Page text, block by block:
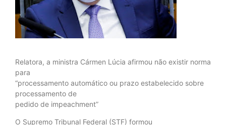
Relatora, a ministra Cármen Lúcia afirmou não existir norma
para
“processamento automático ou prazo estabelecido sobre
processamento de
pedido de impeachment”
O Supremo Tribunal Federal (STF) formou